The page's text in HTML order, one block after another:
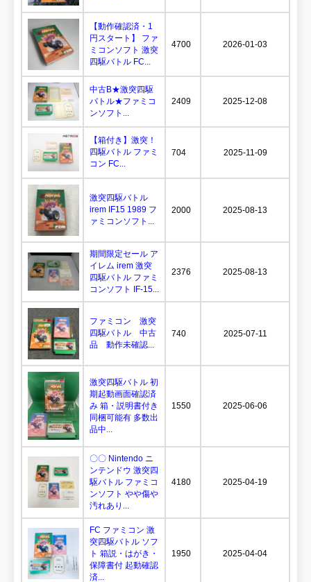
【動作確認済・1
円スタート】 ファ
ミコンソフト 激突
四駆バトル FC...
4700 2026-01-03
中古B★激突四駆
バトル★ファミコ
ンソフト...
2409 2025-12-08
【箱付き】激突！
四駆バトル ファミ
コン FC...
704 2025-11-09
激突四駆バトル
irem IF15 1989 フ
ァミコンソフト...
2000 2025-08-13
期間限定セール ア
イレム irem 激突
四駆バトル ファミ
コンソフト IF-15...
2376 2025-08-13
ファミコン 激突
四駆バトル 中古
品 動作未確認...
740 2025-07-11
激突四駆バトル 初
期起動画面確認済
み 箱・説明書付き
同梱可能有 多数出
品中...
1550 2025-06-06
〇〇 Nintendo ニ
ンテンドウ 激突四
駆バトル ファミコ
ンソフト やや傷や
汚れあり...
4180 2025-04-19
FC ファミコン 激
突四駆バトル ソフ
ト 箱説・はがき・
保障書付 起動確認
済...
1950 2025-04-04